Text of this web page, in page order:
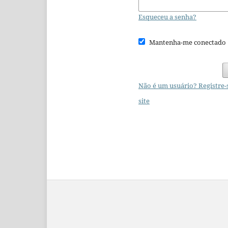
Esqueceu a senha?
Mantenha-me conectado
Não é um usuário? Registre-
site